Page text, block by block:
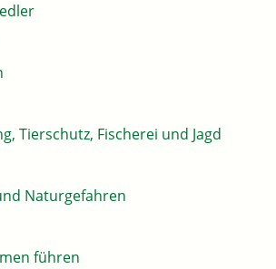
Tierschutz, Fischerei und Jagd
Naturgefahren
führen